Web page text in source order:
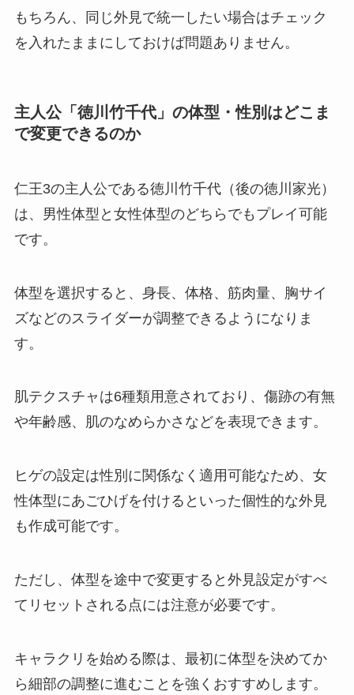
もちろん、同じ外見で統一したい場合はチェック
を入れたままにしておけば問題ありません。
主人公「徳川竹千代」の体型・性別はどこま
で変更できるのか
仁王3の主人公である徳川竹千代（後の徳川家光）
は、男性体型と女性体型のどちらでもプレイ可能
です。
体型を選択すると、身長、体格、筋肉量、胸サイ
ズなどのスライダーが調整できるようになりま
す。
肌テクスチャは6種類用意されており、傷跡の有無
や年齢感、肌のなめらかさなどを表現できます。
ヒゲの設定は性別に関係なく適用可能なため、女
性体型にあごひげを付けるといった個性的な外見
も作成可能です。
ただし、体型を途中で変更すると外見設定がすべ
てリセットされる点には注意が必要です。
キャラクリを始める際は、最初に体型を決めてか
ら細部の調整に進むことを強くおすすめします。